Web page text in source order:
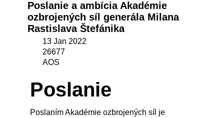
Poslanie a ambícia Akadémie
ozbrojených síl generála Milana
Rastislava Štefánika
13 Jan 2022
26677
AOS
Poslanie
Poslaním Akadémie ozbrojených síl je